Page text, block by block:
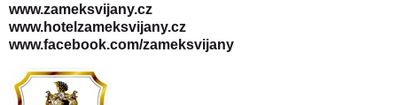
www.zameksvijany.cz
www.hotelzameksvijany.cz
www.facebook.com/zameksvijany